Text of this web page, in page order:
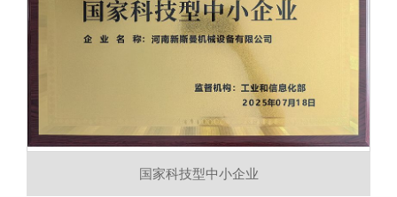
国家科技型中小企业